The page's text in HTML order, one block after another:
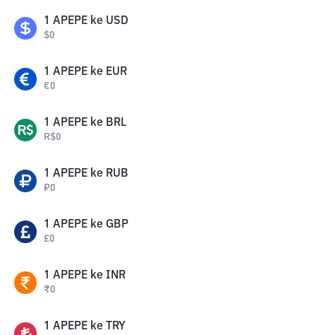
1 APEPE ke USD
$0
1 APEPE ke EUR
€0
1 APEPE ke BRL
R$0
1 APEPE ke RUB
₽0
1 APEPE ke GBP
£0
1 APEPE ke INR
₹0
1 APEPE ke TRY